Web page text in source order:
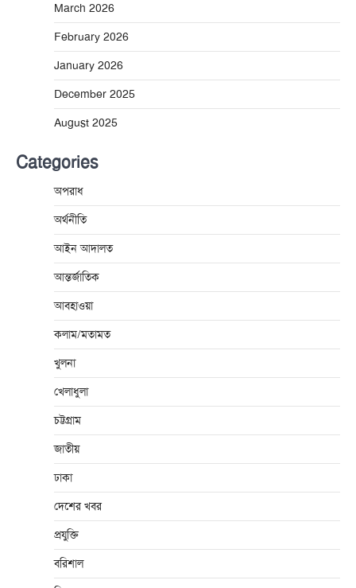
March 2026
February 2026
January 2026
December 2025
August 2025
Categories
অপরাধ
অর্থনীতি
আইন আদালত
আন্তর্জাতিক
আবহাওয়া
কলাম/মতামত
খুলনা
খেলাধুলা
চট্টগ্রাম
জাতীয়
ঢাকা
দেশের খবর
প্রযুক্তি
বরিশাল